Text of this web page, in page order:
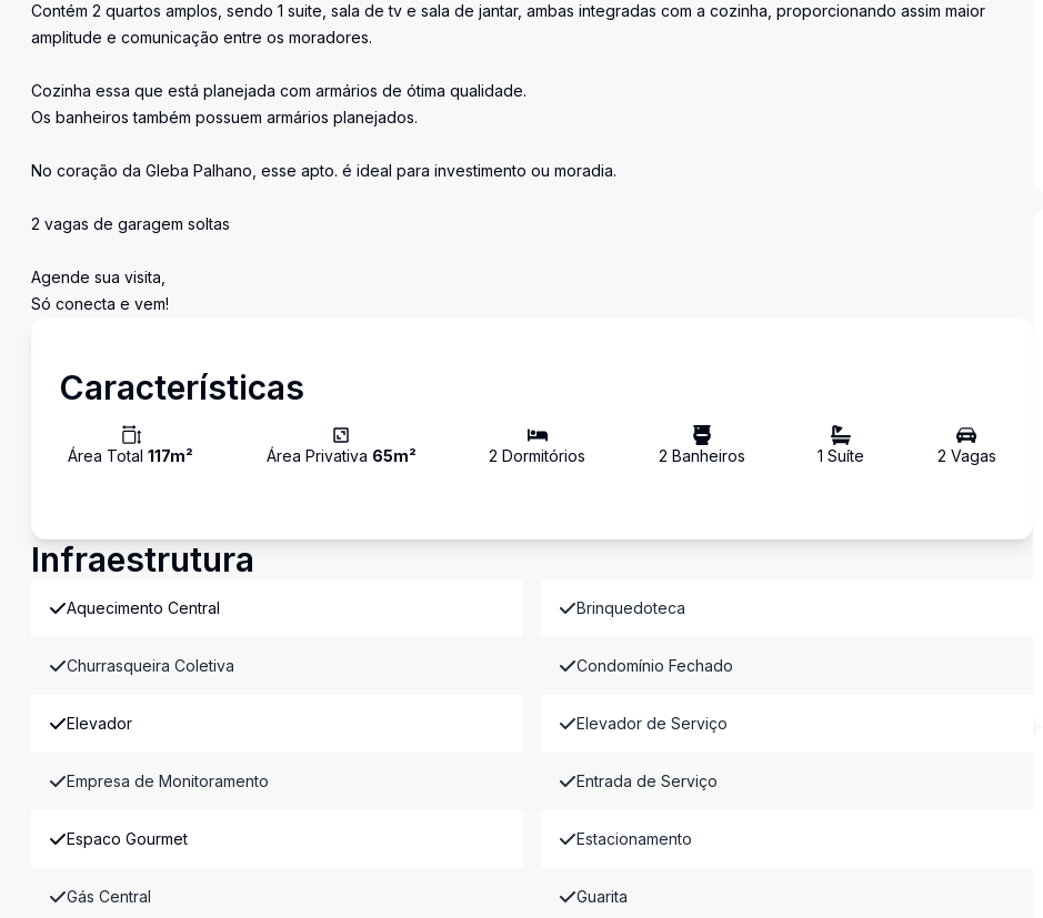
Contém 2 quartos amplos, sendo 1 suite, sala de tv e sala de jantar, ambas integradas com a cozinha, proporcionando assim maior
amplitude e comunicação entre os moradores.
Cozinha essa que está planejada com armários de ótima qualidade.
Os banheiros também possuem armários planejados.
No coração da Gleba Palhano, esse apto. é ideal para investimento ou moradia.
2 vagas de garagem soltas
Agende sua visita,
Só conecta e vem!
Características
Área Total 117m² Área Privativa 65m² 2 Dormitórios 2 Banheiros 1 Suíte 2 Vagas
Infraestrutura
Aquecimento Central Brinquedoteca
Churrasqueira Coletiva Condomínio Fechado
Elevador Elevador de Serviço
Empresa de Monitoramento Entrada de Serviço
Espaco Gourmet Estacionamento
Gás Central Guarita